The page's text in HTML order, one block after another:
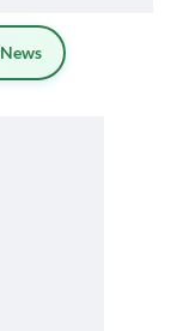
News